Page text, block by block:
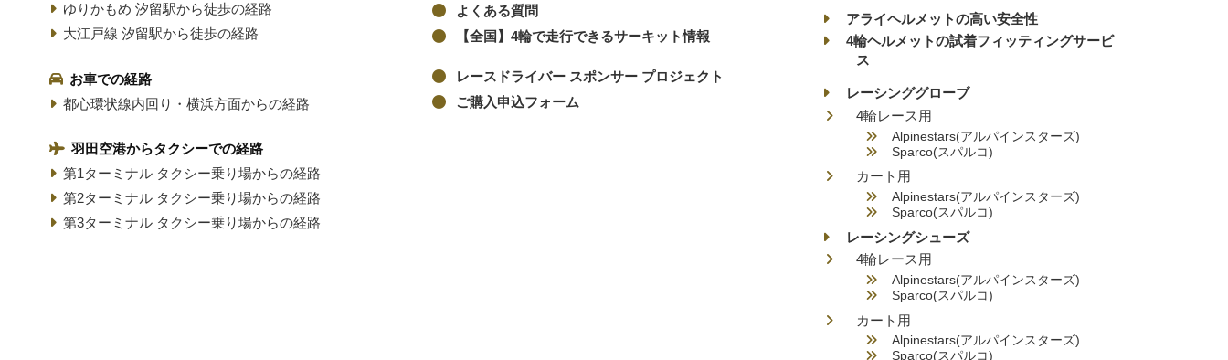
ゆりかもめ 汐留駅から徒歩の経路
大江戸線 汐留駅から徒歩の経路
お車での経路
都心環状線内回り・横浜方面からの経路
羽田空港からタクシーでの経路
第1ターミナル タクシー乗り場からの経路
第2ターミナル タクシー乗り場からの経路
第3ターミナル タクシー乗り場からの経路
よくある質問
【全国】4輪で走行できるサーキット情報
レースドライバー スポンサー プロジェクト
ご購入申込フォーム
アライヘルメットの高い安全性
4輪ヘルメットの試着フィッティングサービ
ス
レーシンググローブ
4輪レース用
Alpinestars(アルパインスターズ)
Sparco(スパルコ)
カート用
Alpinestars(アルパインスターズ)
Sparco(スパルコ)
レーシングシューズ
4輪レース用
Alpinestars(アルパインスターズ)
Sparco(スパルコ)
カート用
Alpinestars(アルパインスターズ)
Sparco(スパルコ)